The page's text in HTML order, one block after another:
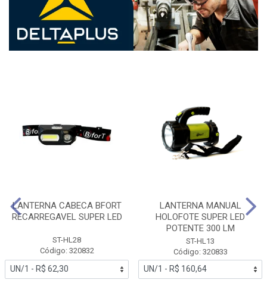
LANTERNA CABECA BFORT
RECARREGAVEL SUPER LED
ST-HL28
Código: 320832
LANTERNA MANUAL
HOLOFOTE SUPER LED
POTENTE 300 LM
ST-HL13
Código: 320833